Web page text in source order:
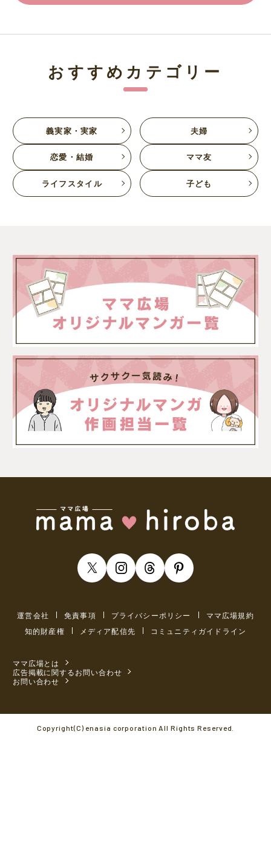
おすすめカテゴリー
義実家・実家 夫婦
恋愛・結婚 ママ友
ライフスタイル 子ども
運営会社 免責事項 プライバシーポリシー
ママ広場規約
知的財産権
メディア配信先 コミュニティガイドライン
ママ広場とは
広告掲載に関するお問い合わせ
お問い合わせ
Copyright(C) enasia corporation All Rights Reserved.